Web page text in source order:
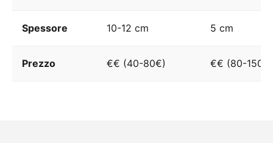
Spessore 10-12 cm 5 cm
Prezzo €€ (40-80€) €€ (80-150€)